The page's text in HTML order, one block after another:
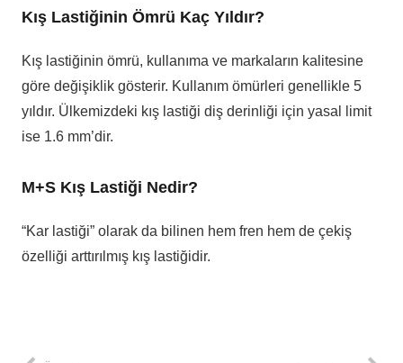
Kış Lastiğinin Ömrü Kaç Yıldır?
Kış lastiğinin ömrü, kullanıma ve markaların kalitesine
göre değişiklik gösterir. Kullanım ömürleri genellikle 5
yıldır. Ülkemizdeki kış lastiği diş derinliği için yasal limit
ise 1.6 mm’dir.
M+S Kış Lastiği Nedir?
“Kar lastiği” olarak da bilinen hem fren hem de çekiş
özelliği arttırılmış kış lastiğidir.